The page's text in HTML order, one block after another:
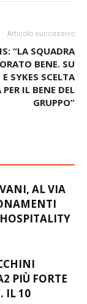
“LA SQUADRA
BENE. SU
E SYKES SCELTA
IL BENE DEL
GRUPPO”
PIÙ FORTE
IL 10